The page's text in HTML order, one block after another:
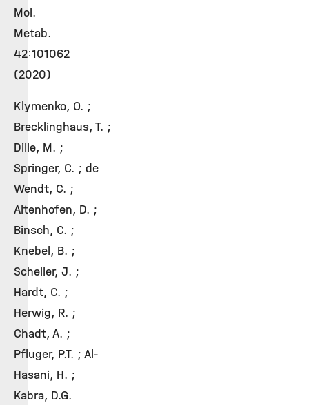
Mol.
Metab.
42:101062
(2020)
Klymenko, O. ;
Brecklinghaus, T. ;
Dille, M. ;
Springer, C. ; de
Wendt, C. ;
Altenhofen, D. ;
Binsch, C. ;
Knebel, B. ;
Scheller, J. ;
Hardt, C. ;
Herwig, R. ;
Chadt, A. ;
Pfluger, P.T. ; Al-
Hasani, H. ;
Kabra, D.G.